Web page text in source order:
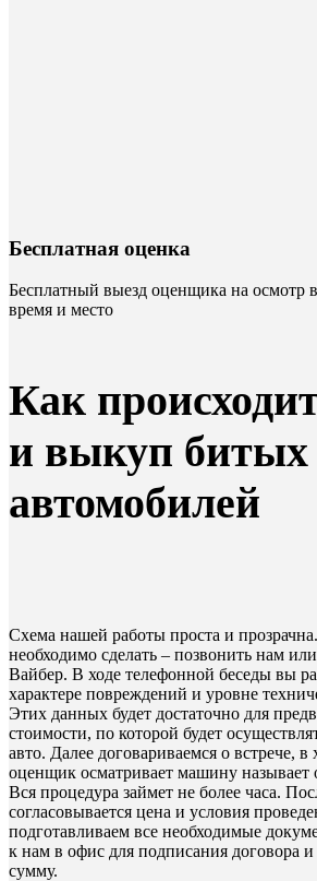
Бесплатная оценка
Бесплатный выезд оценщика на осмотр
время и место
Как
и выкуп битых
автомобилей
Схема нашей работы проста и
необходимо сделать – позвонить нам или
Вайбер. В ходе телефонной беседы вы
характере повреждений и уровне
Этих данных будет достаточно для
стоимости, по которой будет
авто. Далее договариваемся о встрече, в
оценщик осматривает машину называет
Вся процедура займет не более часа.
согласовывается цена и условия
подготавливаем все необходимые
к нам в офис для подписания договора
сумму.